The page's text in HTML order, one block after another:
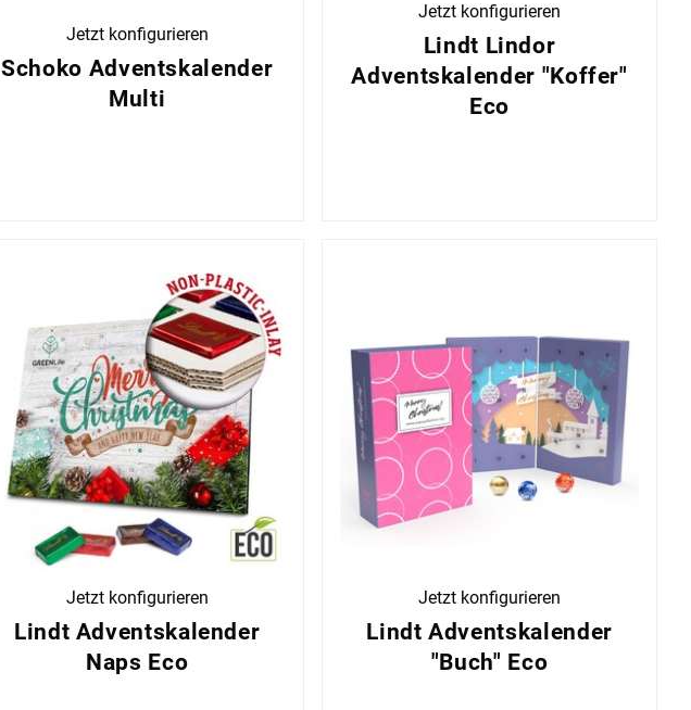
Jetzt konfigurieren
Schoko Adventskalender
Multi
Jetzt konfigurieren
Lindt Lindor
Adventskalender "Koffer"
Eco
Jetzt konfigurieren
Lindt Adventskalender
Naps Eco
Jetzt konfigurieren
Lindt Adventskalender
"Buch" Eco